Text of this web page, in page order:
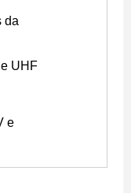
da
UHF
e